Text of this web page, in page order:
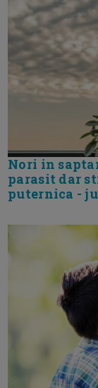
Nori in
parasit dar
puternica -